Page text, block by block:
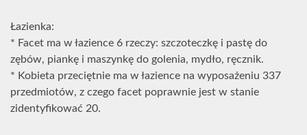
Łazienka:
* Facet ma w łazience 6 rzeczy: szczoteczkę i pastę do
zębów, piankę i maszynkę do golenia, mydło, ręcznik.
* Kobieta przeciętnie ma w łazience na wyposażeniu 337
przedmiotów, z czego facet poprawnie jest w stanie
zidentyfikować 20.